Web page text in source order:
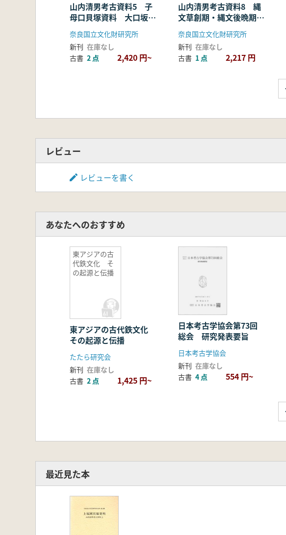
山内清男考古資料5 子
母口貝塚資料 大口坂貝
塚資料
奈良国立文化財研究所
新刊 在庫なし
古書 2 点 2,420 円~
山内清男考古資料8 縄
文草創期・縄文後晩期・
瓦塼資料
奈良国立文化財研究所
新刊 在庫なし
古書 1 点 2,217 円
レビュー
レビューを書く
あなたへのおすすめ
東アジアの古
代鉄文化 そ
の起源と伝播
東アジアの古代鉄文化
その起源と伝播
たたら研究会
新刊 在庫なし
古書 2 点 1,425 円~
日本考古学協会第73回
総会 研究発表要旨
日本考古学協会
新刊 在庫なし
古書 4 点 554 円~
最近見た本